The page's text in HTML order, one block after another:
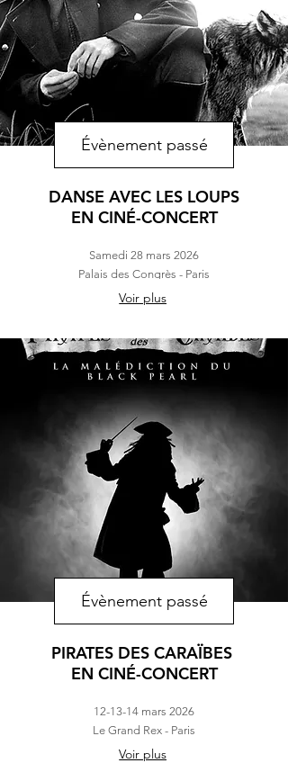
Évènement passé
DANSE AVEC LES LOUPS
EN CINÉ-CONCERT
Samedi 28 mars 2026
Palais des Congrès - Paris
Voir plus
Évènement passé
PIRATES DES CARAÏBES
EN CINÉ-CONCERT
12-13-14 mars 2026
Le Grand Rex - Paris
Voir plus